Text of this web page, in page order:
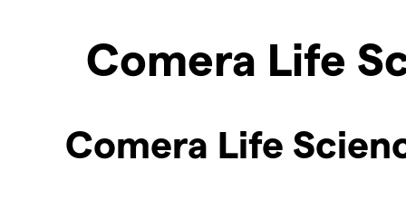
Comera Life
Comera Life